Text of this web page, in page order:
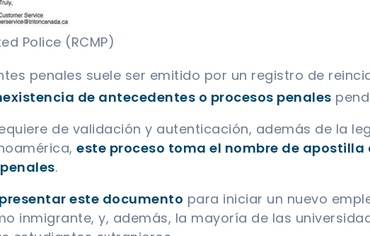
Police (RCMP)
penales suele ser emitido por un registro de
de antecedentes o procesos penales
de validación y autenticación, además de la
este proceso toma el nombre de
.
este documento para iniciar un nuevo
inmigrante, y, además, la mayoría de las